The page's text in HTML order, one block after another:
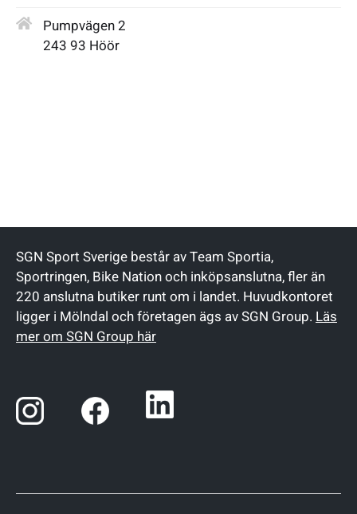
Pumpvägen 2
243 93 Höör
SGN Sport Sverige består av Team Sportia,
Sportringen, Bike Nation och inköpsanslutna, fler än
220 anslutna butiker runt om i landet. Huvudkontoret
ligger i Mölndal och företagen ägs av SGN Group. Läs
mer om SGN Group här